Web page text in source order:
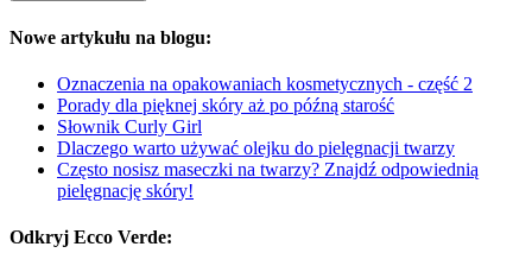
Nowe artykułu na blogu:
Oznaczenia na opakowaniach kosmetycznych - część 2
Porady dla pięknej skóry aż po późną starość
Słownik Curly Girl
Dlaczego warto używać olejku do pielęgnacji twarzy
Często nosisz maseczki na twarzy? Znajdź odpowiednią
pielęgnację skóry!
Odkryj Ecco Verde: